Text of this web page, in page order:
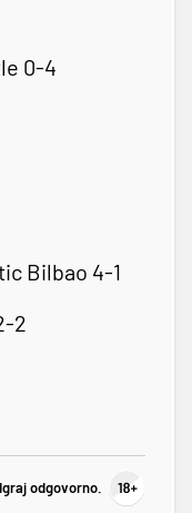
0-4
Bilbao 4-1
2
odgovorno.